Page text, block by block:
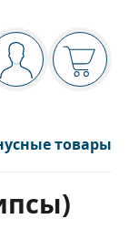
навигации
Вы вошли вВаша
товары